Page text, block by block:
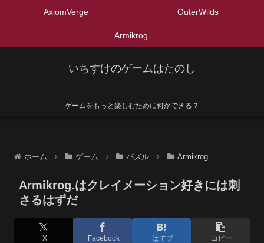
いちすけのゲームはたのし
ゲームをもっと楽しむために何ができる？
AxiomVerge OuterWilds
Armikrog.
ホーム ゲーム パズル Armikrog.
Armikrog.はクレイメーション好きには刺
さるはずだ
X Facebook はてブ コピー